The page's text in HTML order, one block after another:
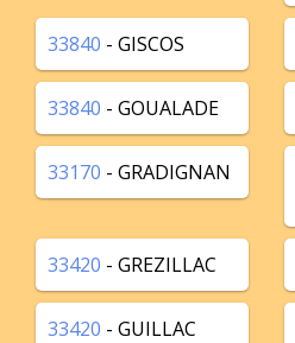
33840 - GISCOS
33840 - GOUALADE
33170 - GRADIGNAN
33420 - GREZILLAC
33420 - GUILLAC